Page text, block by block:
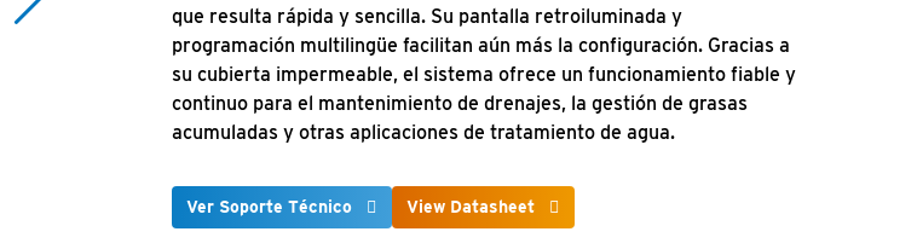
que resulta rápida y sencilla. Su pantalla retroiluminada y
programación multilingüe facilitan aún más la configuración. Gracias a
su cubierta impermeable, el sistema ofrece un funcionamiento fiable y
continuo para el mantenimiento de drenajes, la gestión de grasas
acumuladas y otras aplicaciones de tratamiento de agua.
Ver Soporte Técnico View Datasheet